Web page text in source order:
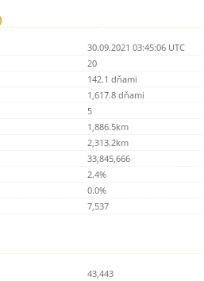
30.09.2021 03:45:06 UTC
20
142.1 dňami
1,617.8 dňami
5
1,886.5km
2,313.2km
33,845,666
2.4%
0.0%
7,537
43,443